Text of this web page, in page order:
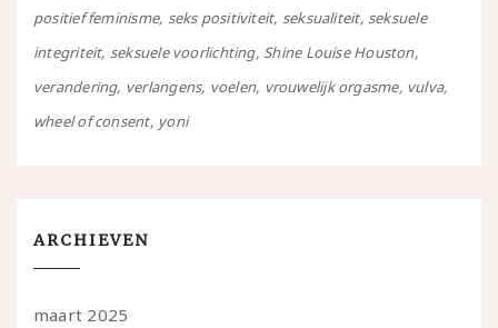
positief feminisme seks positiviteit seksualiteit seksuele
integriteit seksuele voorlichting Shine Louise Houston
verandering verlangens voelen vrouwelijk orgasme vulva
wheel of consent yoni
ARCHIEVEN
maart 2025